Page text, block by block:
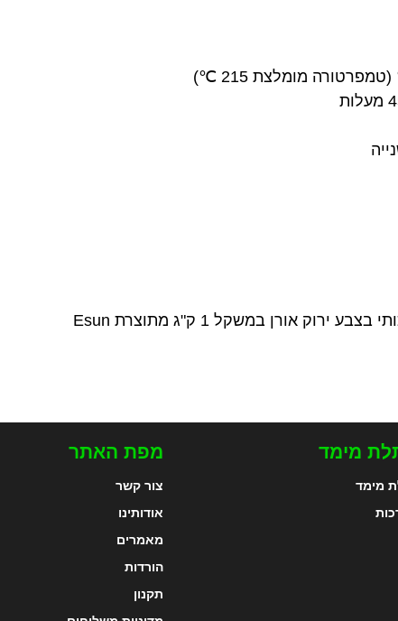
מפת האתר
צור קשר
אודותינו
מאמרים
הורדות
תקנון
מימד
מימד